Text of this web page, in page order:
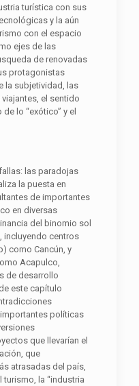
turística con sus
y la aún
con el espacio
ejes de las
de renovadas
protagonistas
la subjetividad, las
el sentido
lo “exótico” y el
las paradojas
la puesta en
de importantes
en diversas
del binomio sol
incluyendo centros
como Cancún, y
Acapulco,
de desarrollo
este capítulo
políticas
que llevarían el
que
atrasadas del país,
turismo, la “industria